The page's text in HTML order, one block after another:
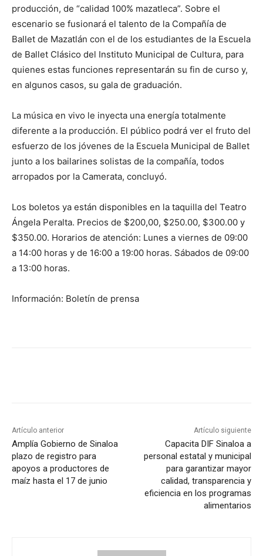
producción, de “calidad 100% mazatleca”. Sobre el
escenario se fusionará el talento de la Compañía de
Ballet de Mazatlán con el de los estudiantes de la Escuela
de Ballet Clásico del Instituto Municipal de Cultura, para
quienes estas funciones representarán su fin de curso y,
en algunos casos, su gala de graduación.
La música en vivo le inyecta una energía totalmente
diferente a la producción. El público podrá ver el fruto del
esfuerzo de los jóvenes de la Escuela Municipal de Ballet
junto a los bailarines solistas de la compañía, todos
arropados por la Camerata, concluyó.
Los boletos ya están disponibles en la taquilla del Teatro
Ángela Peralta. Precios de $200,00, $250.00, $300.00 y
$350.00. Horarios de atención: Lunes a viernes de 09:00
a 14:00 horas y de 16:00 a 19:00 horas. Sábados de 09:00
a 13:00 horas.
Información: Boletín de prensa
Artículo anterior
Amplía Gobierno de Sinaloa
plazo de registro para
apoyos a productores de
maíz hasta el 17 de junio
Artículo siguiente
Capacita DIF Sinaloa a
personal estatal y municipal
para garantizar mayor
calidad, transparencia y
eficiencia en los programas
alimentarios